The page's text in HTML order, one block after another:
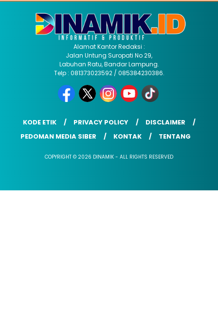
Alamat Kantor Redaksi :
Jalan Untung Suropati No 29,
Labuhan Ratu, Bandar Lampung.
Telp : 081373023592 / 085384230386.
KODE ETIK PRIVACY POLICY
DISCLAIMER
PEDOMAN MEDIA SIBER
KONTAK TENTANG
COPYRIGHT © 2026 DINAMIK - ALL RIGHTS RESERVED